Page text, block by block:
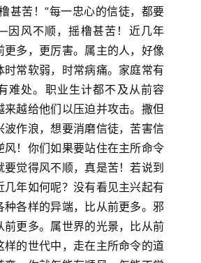
甚苦！”每一忠心的信徒，都要
风不顺，摇橹甚苦！近几年
更多，更厉害。属主的人，好像
时常软弱，时常病痛。家庭常有
难处。职业生计都不及从前容
来越给他们以压迫并攻击。撒但
波作浪，想要消磨信徒，苦害信
风！你们如果要站住在主所命令
要觉得风不顺，真是苦！若说到
几年如何呢？没有看见主兴起有
种各样的异端，比从前更多。邪
前更多。属世界的光景，比从前
样的世代中，走在主所命令的道